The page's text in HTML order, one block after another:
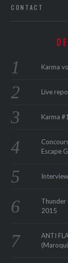
CONTACT
Karma
Live
Karma
Escape
Thunder
2015
ANTI